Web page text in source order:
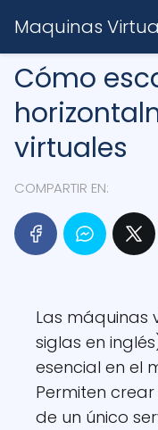
Maquinas
Cómo
virtuales
COMPARTIR EN:
Las máquinas
siglas en
esencial en el
Permiten
de un único